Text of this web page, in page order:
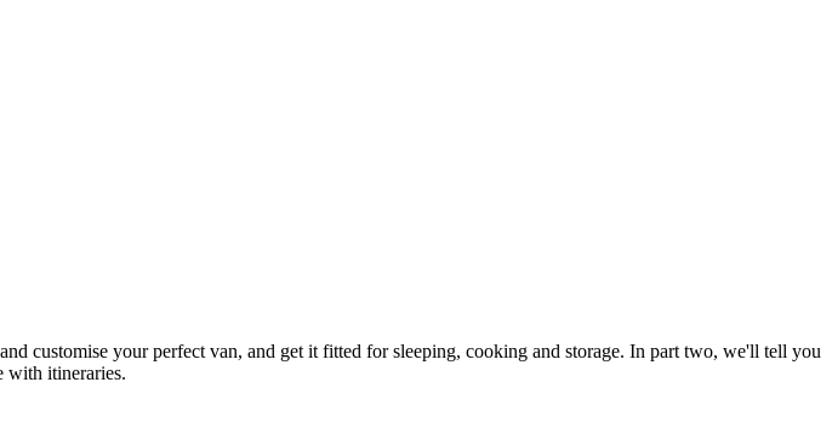
customise your perfect van, and get it fitted for sleeping, cooking and storage. In part two, we'll tell you
with itineraries.